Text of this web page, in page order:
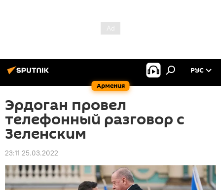
Армения
РУС
Эрдоган провел
телефонный разговор с
Зеленским
23:11 25.03.2022